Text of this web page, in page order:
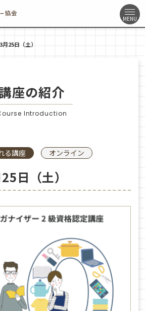
月25日（土）
座の紹介
Introduction
る講座 オンライン
日（土）